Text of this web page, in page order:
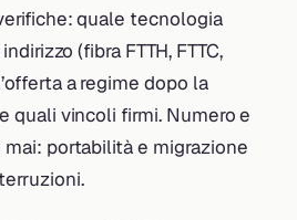
quale tecnologia
(fibra FTTH, FTTC,
a regime dopo la
quali vincoli firmi. Numero e
portabilità e migrazione